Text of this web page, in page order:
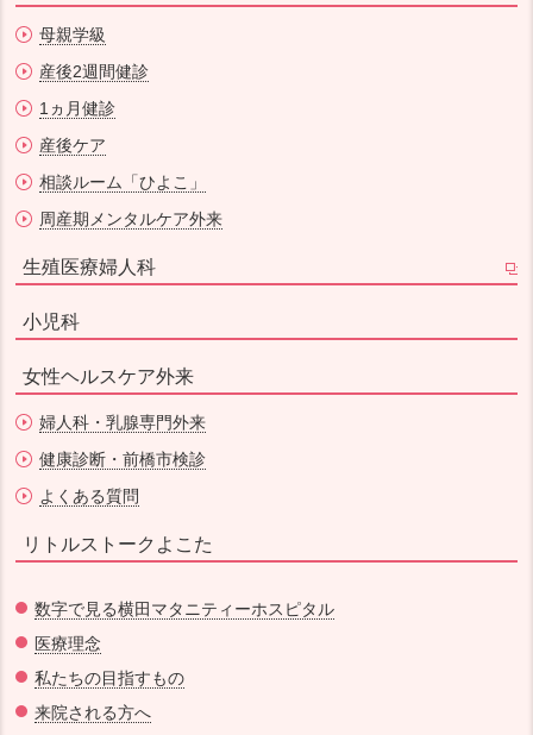
母親学級
産後2週間健診
1ヵ月健診
産後ケア
相談ルーム「ひよこ」
周産期メンタルケア外来
生殖医療婦人科
小児科
女性ヘルスケア外来
婦人科・乳腺専門外来
健康診断・前橋市検診
よくある質問
リトルストークよこた
数字で見る横田マタニティーホスピタル
医療理念
私たちの目指すもの
来院される方へ